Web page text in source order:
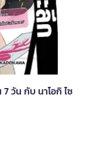
7 วัน กับ นาโอกิ ไซ